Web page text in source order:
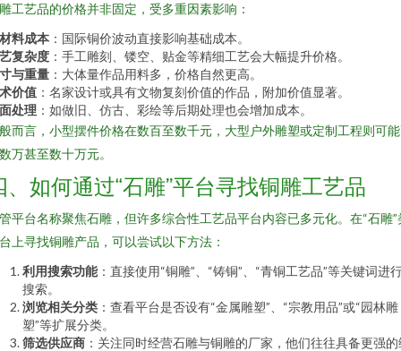
工艺品的价格并非固定，受多重因素影响：
料成本 ：国际铜价波动直接影响基础成本。
复杂度 ：手工雕刻、镂空、贴金等精细工艺会大幅提升价格。
与重量 ：大体量作品用料多，价格自然更高。
价值 ：名家设计或具有文物复刻价值的作品，附加价值显著。
处理 ：如做旧、仿古、彩绘等后期处理也会增加成本。
而言，小型摆件价格在数百至数千元，大型户外雕塑或定制工程则可
万甚至数十万元。
、如何通过“石雕”平台寻找铜雕工艺品
平台名称聚焦石雕，但许多综合性工艺品平台内容已多元化。在“石雕”
上寻找铜雕产品，可以尝试以下方法：
利用搜索功能：直接使用“铜雕”、“铸铜”、“青铜工艺品”等关键词进
搜索。
浏览相关分类 ：查看平台是否设有“金属雕塑”、“宗教用品”或“园林雕
塑”等扩展分类。
筛选供应商 ：关注同时经营石雕与铜雕的厂家，他们往往具备更强的